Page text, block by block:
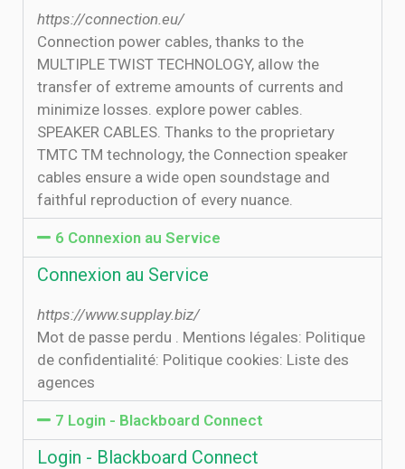
https://connection.eu/
Connection power cables, thanks to the
MULTIPLE TWIST TECHNOLOGY, allow the
transfer of extreme amounts of currents and
minimize losses. explore power cables.
SPEAKER CABLES. Thanks to the proprietary
TMTC TM technology, the Connection speaker
cables ensure a wide open soundstage and
faithful reproduction of every nuance.
6 Connexion au Service
Connexion au Service
https://www.supplay.biz/
Mot de passe perdu . Mentions légales: Politique
de confidentialité: Politique cookies: Liste des
agences
7 Login - Blackboard Connect
Login - Blackboard Connect